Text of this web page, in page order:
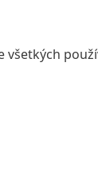
všetkých